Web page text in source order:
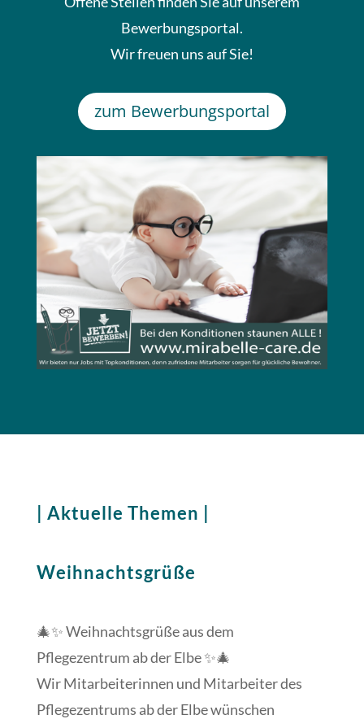
Bewerbungsportal.
Wir freuen uns auf Sie!
zum Bewerbungsportal
| Aktuelle Themen |
Weihnachtsgrüße
🎄✨ Weihnachtsgrüße aus dem
Pflegezentrum ab der Elbe ✨🎄
Wir Mitarbeiterinnen und Mitarbeiter des
Pflegezentrums ab der Elbe wünschen